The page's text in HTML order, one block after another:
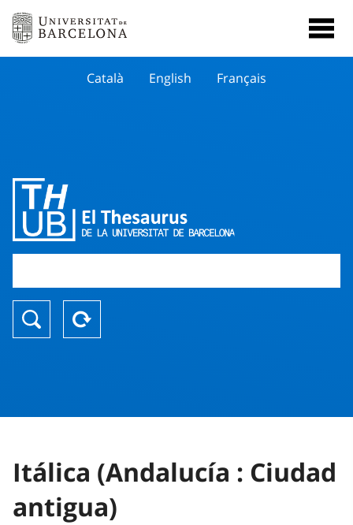
Català English Français
Itálica (Andalucía : Ciudad
antigua)